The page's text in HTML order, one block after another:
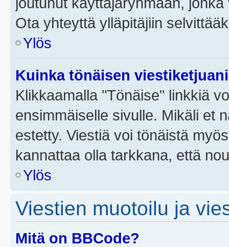
Ota yhteyttä ylläpitäjiin
Ylös
Kuinka tönäisen
Klikkaamalla "Tönäise" linkkiä
ensimmäiselle sivulle. Mikäli et
estetty. Viestiä voi tönäistä
kannattaa olla tarkkana, että
Ylös
Viestien muotoilu ja
Mitä on BBCode?